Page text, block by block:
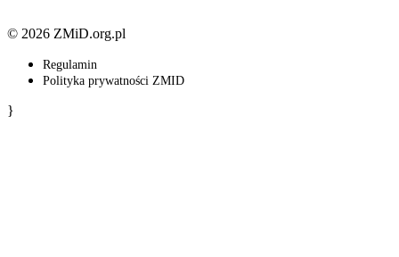
© 2026 ZMiD.org.pl
Regulamin
Polityka prywatności ZMID
}